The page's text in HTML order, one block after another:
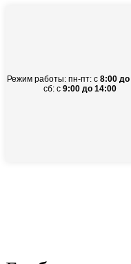
Режим работы: пн-пт: с 8:00 до
сб: с 9:00 до 14:00